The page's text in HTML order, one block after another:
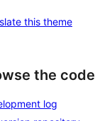
this theme
the code
log